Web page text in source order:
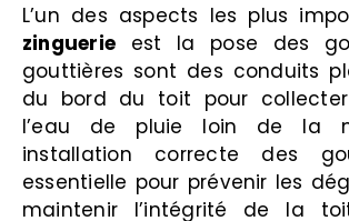
L’un des aspects les plus
zinguerie est la pose des
gouttières sont des conduits
du bord du toit pour
l’eau de pluie loin de la
installation correcte des
essentielle pour prévenir les
maintenir l’intégrité de la